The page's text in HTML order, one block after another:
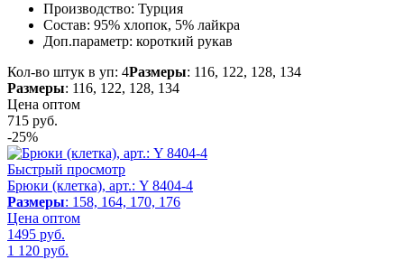
Производство: Турция
Состав: 95% хлопок, 5% лайкра
Доп.параметр: короткий рукав
Кол-во штук в уп: 4Размеры: 116, 122, 128, 134
Размеры: 116, 122, 128, 134
Цена оптом
715 руб.
-25%
Быстрый просмотр
Брюки (клетка), арт.: Y 8404-4
Размеры: 158, 164, 170, 176
Цена оптом
1495 руб.
1 120 руб.